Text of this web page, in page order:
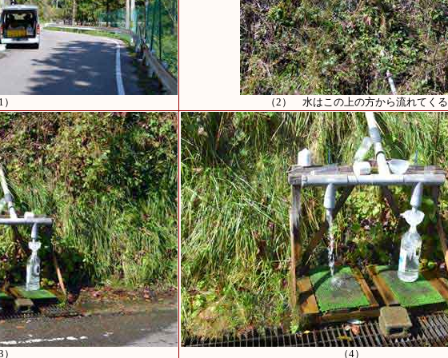
（2） 水はこの上の方から流れてくる
（4）